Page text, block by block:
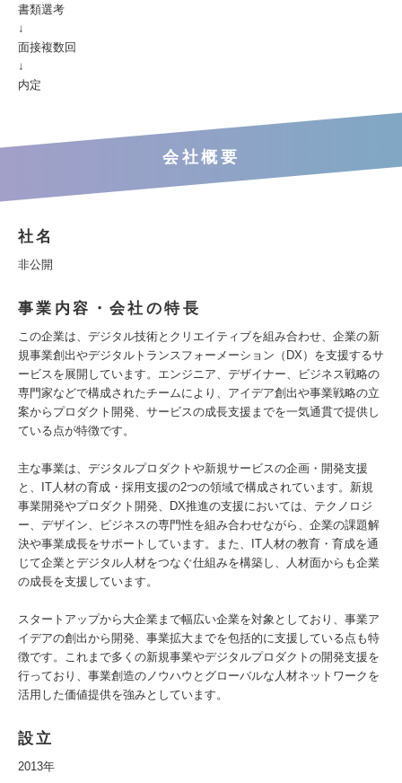
書類選考
↓
面接複数回
↓
内定
会社概要
社名
非公開
事業内容・会社の特長
この企業は、デジタル技術とクリエイティブを組み合わせ、企業の新
規事業創出やデジタルトランスフォーメーション（DX）を支援するサ
ービスを展開しています。エンジニア、デザイナー、ビジネス戦略の
専門家などで構成されたチームにより、アイデア創出や事業戦略の立
案からプロダクト開発、サービスの成長支援までを一気通貫で提供し
ている点が特徴です。
主な事業は、デジタルプロダクトや新規サービスの企画・開発支援
と、IT人材の育成・採用支援の2つの領域で構成されています。新規
事業開発やプロダクト開発、DX推進の支援においては、テクノロジ
ー、デザイン、ビジネスの専門性を組み合わせながら、企業の課題解
決や事業成長をサポートしています。また、IT人材の教育・育成を通
じて企業とデジタル人材をつなぐ仕組みを構築し、人材面からも企業
の成長を支援しています。
スタートアップから大企業まで幅広い企業を対象としており、事業ア
イデアの創出から開発、事業拡大までを包括的に支援している点も特
徴です。これまで多くの新規事業やデジタルプロダクトの開発支援を
行っており、事業創造のノウハウとグローバルな人材ネットワークを
活用した価値提供を強みとしています。
設立
2013年